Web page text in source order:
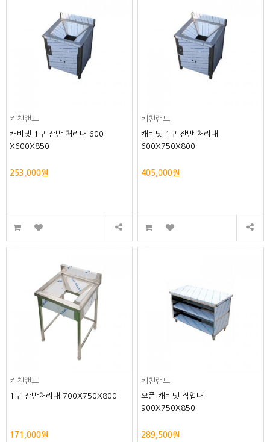
키친랜드
캐비넷 1구 잔반 처리대 600
X600X850
253,000원
키친랜드
캐비넷 1구 잔반 처리대
600X750X800
405,000원
키친랜드
1구 잔반처리대 700X750X800
171,000원
키친랜드
오픈 캐비넷 작업대
900X750X850
289,500원